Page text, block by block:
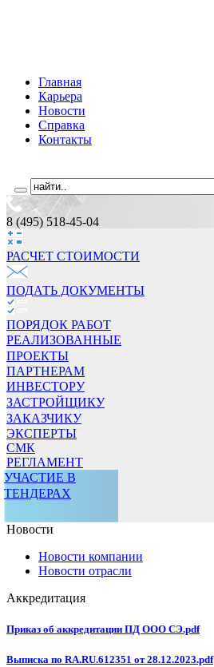
Главная
Карьера
Новости
Справка
Контакты
8 (495) 518-45-04
РАСЧЕТ СТОИМОCТИ
ПОДАТЬ ДОКУМЕНТЫ
ПОРЯДОК РАБОТ
РЕАЛИЗОВАННЫЕ
ПРОЕКТЫ
ПАРТНЕРАМ
ИНВЕСТОРУ
ЗАСТРОЙЩИКУ
ЗАКАЗЧИКУ
ЭКСПЕРТЫ
СМК
РЕГЛАМЕНТ
УЧАСТИЕ В
ТЕНДЕРАХ
Новости
Новости компании
Новости отрасли
Аккредитация
Приказ об аккредитации ПД ООО СЭ.pdf
Выписка по RA.RU.612351 от 28.12.2023.pdf